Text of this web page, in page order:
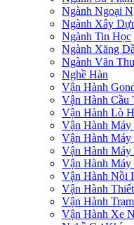
Ngành Ngoại
Ngành Xây
Ngành Tin Học
Ngành Xăng
Ngành Văn
Nghề Hàn
Vận Hành
Vận Hành Cầu
Vận Hành Lò
Vận Hành
Vận Hành
Vận Hành
Vận Hành
Vận Hành Nồi
Vận Hành
Vận Hành
Vận Hành Xe